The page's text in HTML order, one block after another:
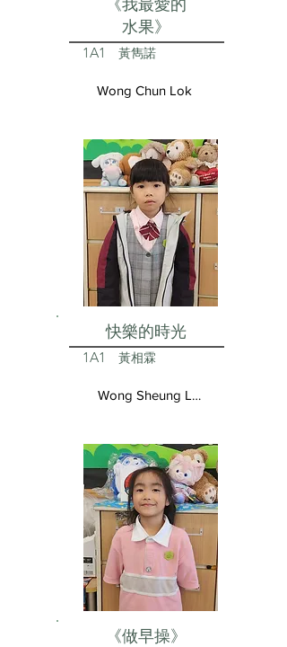
水果》
1A1 黃雋諾
Wong Chun Lok
快樂的時光
1A1 黃相霖
Wong Sheung Lam
《做早操》